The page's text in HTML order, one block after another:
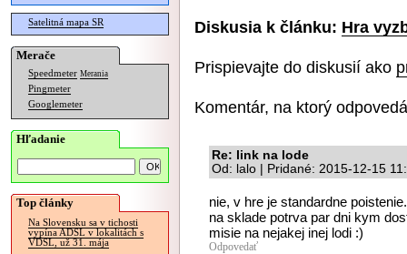
Satelitná mapa SR
Merače
Speedmeter Merania
Pingmeter
Googlemeter
Hľadanie
Top články
Na Slovensku sa v tichosti
vypína ADSL v lokalitách s
VDSL, už 31. mája
Diskusia k článku: Hra
Prispievajte do diskusií ako
Komentár, na ktorý
Re: link na lode
Od: lalo | Pridané: 2015-12-15
nie, v hre je standardne
na sklade potrva par dni kym
misie na nejakej inej lodi :)
Odpovedať